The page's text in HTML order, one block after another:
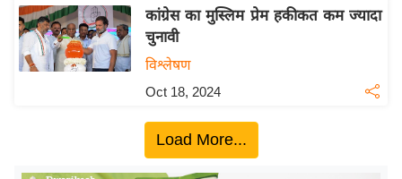
क्रा
इ
म
प
कांग्रेस का मुस्लिम प्रेम हकीकत कम ज्यादा
चुनावी
विश्लेषण
Oct 18, 2024
Load More...